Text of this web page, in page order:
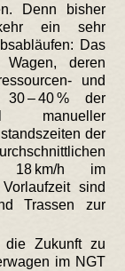
Denn bisher
ein sehr
Das
deren
und
– 40 % der
manueller
der
18 km/h im
sind
Trassen zur
die Zukunft zu
im NGT